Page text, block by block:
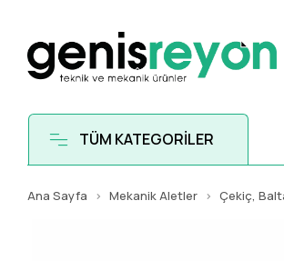
TÜM KATEGORİLER
Ana Sayfa Mekanik Aletler Çekiç,